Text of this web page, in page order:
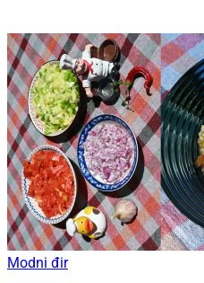
Modni đir